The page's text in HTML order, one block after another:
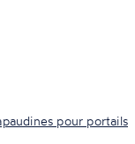
pour portails